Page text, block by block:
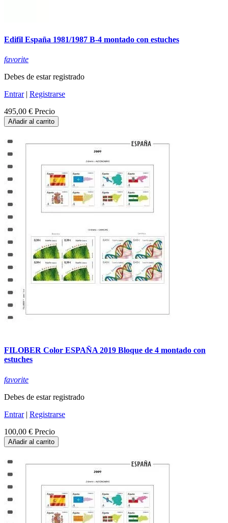
Edifil España 1981/1987 B-4 montado con estuches
favorite
Debes de estar registrado
Entrar| Registrarse
495,00 € Precio
Añadir al carrito
FILOBER Color ESPAÑA 2019 Bloque de 4 montado con
estuches
favorite
Debes de estar registrado
Entrar| Registrarse
100,00 € Precio
Añadir al carrito